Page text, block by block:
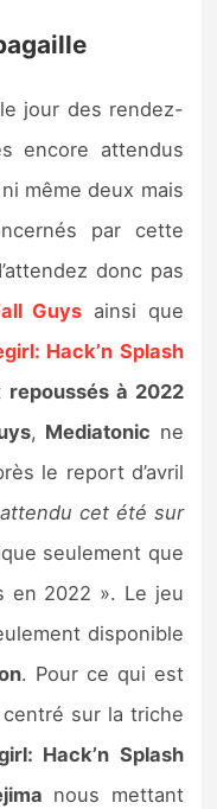
jour des rendez-
encore attendus
même deux mais
par cette
donc pas
Guys ainsi que
Hack’n Splash
repoussés à 2022
, Mediatonic ne
le report d’avril
cet été sur
seulement que
en 2022 ». Le jeu
disponible
. Pour ce qui est
sur la triche
Hack’n Splash
nous mettant